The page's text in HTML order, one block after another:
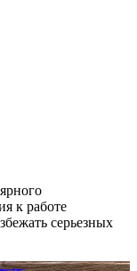
к работе
серьезных